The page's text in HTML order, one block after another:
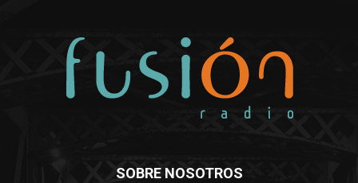
SOBRE NOSOTROS